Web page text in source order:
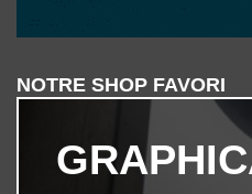
NOTRE SHOP FAVORI